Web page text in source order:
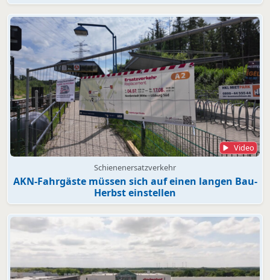
Video
Schienenersatzverkehr
AKN-Fahrgäste müssen sich auf einen langen Bau-
Herbst einstellen